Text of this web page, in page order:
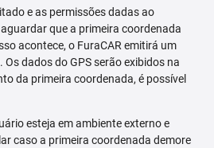
e as permissões dadas ao
que a primeira coordenada
acontece, o FuraCAR emitirá um
dados do GPS serão exibidos na
da primeira coordenada, é possível
esteja em ambiente externo e
caso a primeira coordenada demore